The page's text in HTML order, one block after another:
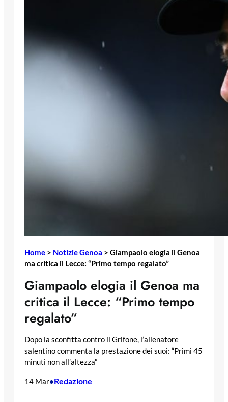
Home > Notizie Genoa > Giampaolo elogia il Genoa
ma critica il Lecce: “Primo tempo regalato”
Giampaolo elogia il Genoa ma
critica il Lecce: “Primo tempo
regalato”
Dopo la sconfitta contro il Grifone, l’allenatore
salentino commenta la prestazione dei suoi: “Primi 45
minuti non all’altezza”
14 Mar•Redazione